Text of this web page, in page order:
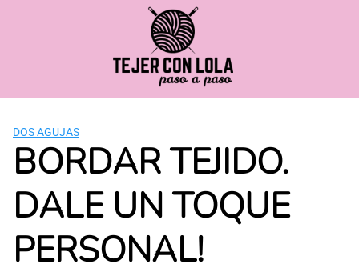
DOS AGUJAS
BORDAR TEJIDO.
DALE UN TOQUE
PERSONAL!